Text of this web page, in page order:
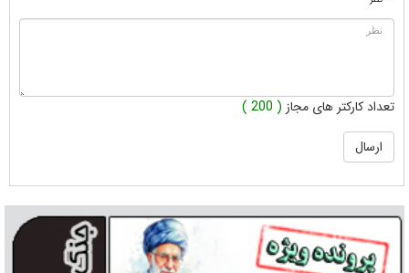
تعداد کارکتر های مجاز ( 200 )